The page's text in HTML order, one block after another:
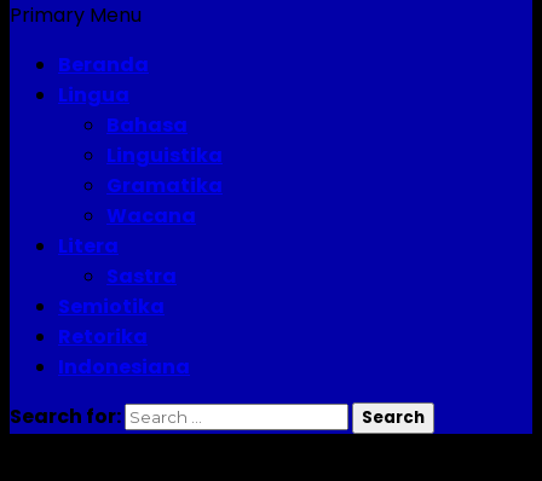
Primary Menu
Beranda
Lingua
Bahasa
Linguistika
Gramatika
Wacana
Litera
Sastra
Semiotika
Retorika
Indonesiana
Search for: